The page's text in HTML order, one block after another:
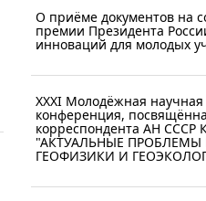
О приёме документов на
премии Президента
инноваций для молодых
XXXI Молодёжная
конференция,
корреспондента АН СССР
"АКТУАЛЬНЫЕ ПРОБЛЕМЫ
ГЕОФИЗИКИ И